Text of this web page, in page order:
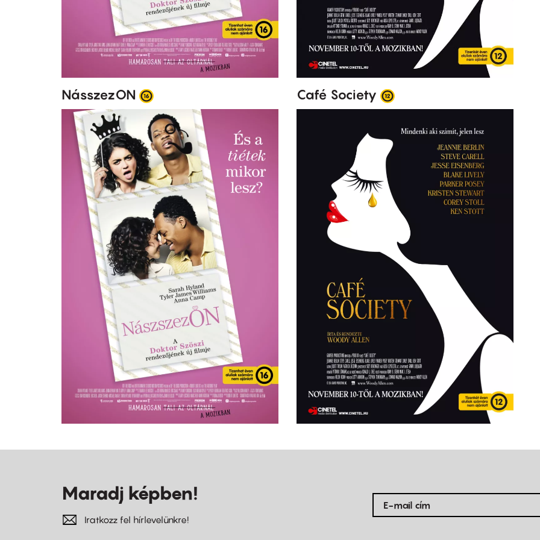
NásszezON Café Society
Maradj képben!
Iratkozz fel hírlevelünkre!